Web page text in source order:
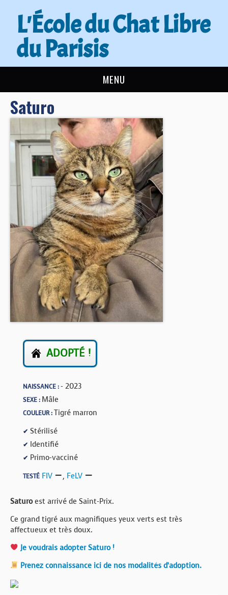
L'École du Chat Libre
du Parisis
MENU
L’ÉCOLE DU CHAT
ACTUALITÉS
ADOPTER
NOUS AIDER
CONTACT
BOUTIQUE
FORUM
Saturo
ADOPTÉ !
NAISSANCE :- 2023
SEXE : Mâle
COULEUR :Tigré marron
✔ Stérilisé
✔ Identifié
✔ Primo-vacciné
TESTÉ FIV , FeLV
Saturoest arrivé de Saint-Prix.
Ce grand tigré aux magnifiques yeux verts est très
affectueux et très doux.
Je voudrais adopter Saturo !
Prenez connaissance ici de nos modalités d’adoption.